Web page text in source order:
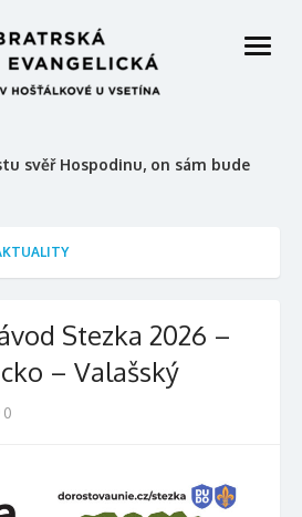
svěř Hospodinu, on sám bude
open
Stezka 2026 –
– Valašský
0